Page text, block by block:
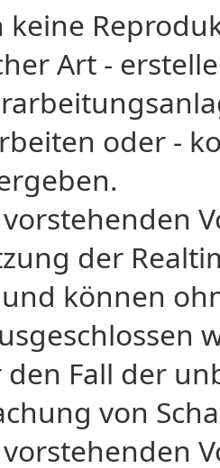
keine
Art -
oder -
der
können
Fall der
von